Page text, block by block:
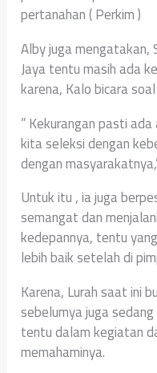
pertanahan ( Perkim )
Alby juga mengatakan,
Jaya tentu masih ada
karena, Kalo bicara
” Kekurangan pasti
kita seleksi dengan
dengan
Untuk itu , ia juga
semangat dan
kedepannya, tentu
lebih baik setelah di
Karena, Lurah saat ini
sebelumya juga
tentu dalam kegiatan
memahaminya.